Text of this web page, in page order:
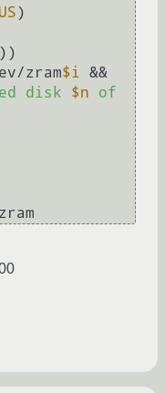
))
/dev/zram
$i
disk $n